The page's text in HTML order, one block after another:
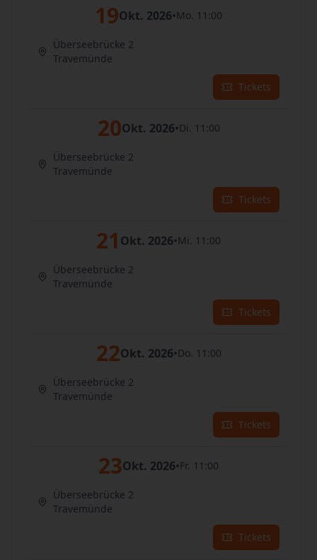
19Okt. 2026•Mo. 11:00
Überseebrücke 2
Travemünde
Tickets
20Okt. 2026•Di. 11:00
Überseebrücke 2
Travemünde
Tickets
21 Okt. 2026•Mi. 11:00
Überseebrücke 2
Travemünde
Tickets
22Okt. 2026•Do. 11:00
Überseebrücke 2
Travemünde
Tickets
23Okt. 2026•Fr. 11:00
Überseebrücke 2
Travemünde
Tickets